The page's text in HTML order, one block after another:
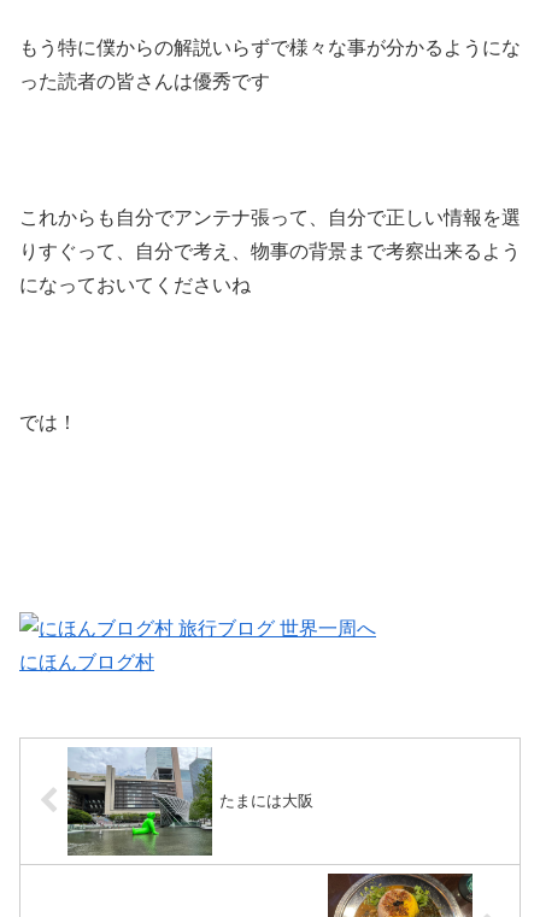
もう特に僕からの解説いらずで様々な事が分かるようにな
った読者の皆さんは優秀です
これからも自分でアンテナ張って、自分で正しい情報を選
りすぐって、自分で考え、物事の背景まで考察出来るよう
になっておいてくださいね
では！
にほんブログ村
たまには大阪